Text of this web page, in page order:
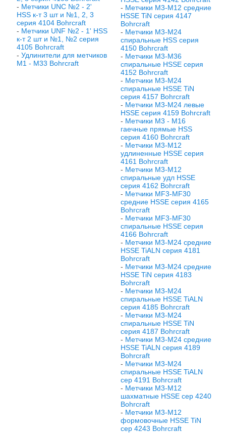
- Метчики UNC №2 - 2'
HSS к-т 3 шт и №1, 2, 3
серия 4104 Bohrcraft
- Метчики UNF №2 - 1' HSS
к-т 2 шт и №1, №2 серия
4105 Bohrcraft
- Удлинители для метчиков
М1 - М33 Bohrcraft
- Метчики М3-М12 средние
HSSE TiN серия 4147
Bohrcraft
- Метчики М3-М24
спиральные HSS серия
4150 Bohrcraft
- Метчики М3-М36
спиральные HSSE серия
4152 Bohrcraft
- Метчики М3-М24
спиральные HSSE TiN
серия 4157 Bohrcraft
- Метчики М3-М24 левые
HSSE серия 4159 Bohrcraft
- Метчики М3 - М16
гаечные прямые HSS
серия 4160 Bohrcraft
- Метчики М3-М12
удлиненные HSSE серия
4161 Bohrcraft
- Метчики М3-М12
спиральные удл HSSE
серия 4162 Bohrcraft
- Метчики МF3-МF30
средние HSSE серия 4165
Bohrcraft
- Метчики МF3-МF30
спиральные HSSE серия
4166 Bohrcraft
- Метчики М3-М24 средние
HSSE TiALN серия 4181
Bohrcraft
- Метчики М3-М24 средние
HSSE TiN серия 4183
Bohrcraft
- Метчики М3-М24
спиральные HSSE TiALN
серия 4185 Bohrcraft
- Метчики М3-М24
спиральные HSSE TiN
серия 4187 Bohrcraft
- Метчики М3-М24 средние
HSSE TiALN серия 4189
Bohrcraft
- Метчики М3-М24
спиральные HSSE TiALN
сер 4191 Bohrcraft
- Метчики М3-M12
шахматные HSSE сер 4240
Bohrcraft
- Метчики М3-M12
формовочные HSSE TiN
сер 4243 Bohrcraft